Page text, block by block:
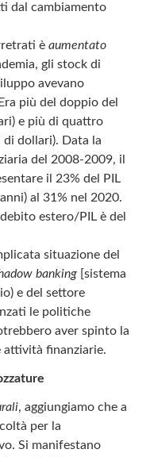
dal cambiamento
è aumentato
gli stock di
avevano
più del doppio del
e più di quattro
dollari). Data la
del 2008‑2009, il
il 23% del PIL
al 31% nel 2020.
estero/PIL è del
situazione del
banking[sistema
e del settore
le politiche
aver spinto la
attività finanziarie.
, aggiungiamo che a
per la
Si manifestano